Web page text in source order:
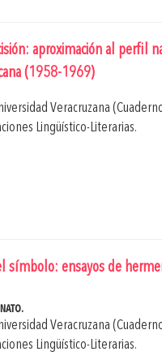
aproximación al perfil
(1958-1969)
Veracruzana
Lingüístico-Literarias.
símbolo: ensayos de
Veracruzana
Lingüístico-Literarias.